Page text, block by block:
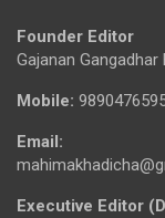
Founder Editor
Gajanan Gangadhar
Mobile:
Email:
Executive Editor